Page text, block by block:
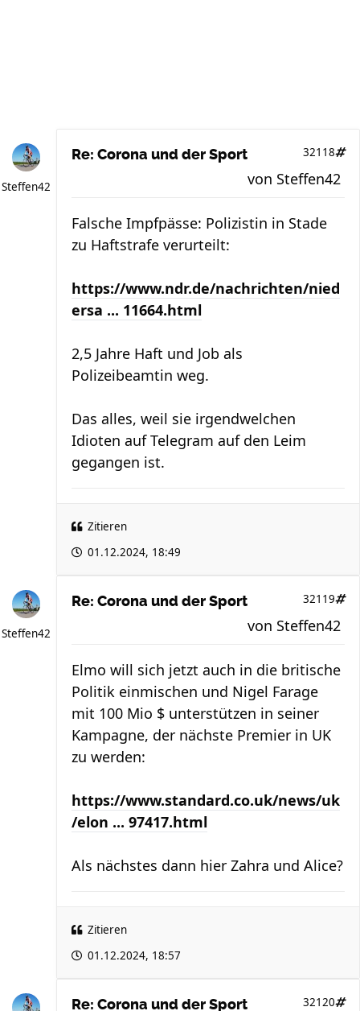
Steffen42
Re: Corona und der Sport 32118
von Steffen42
Falsche Impfpässe: Polizistin in Stade
zu Haftstrafe verurteilt:
https://www.ndr.de/nachrichten/nied
ersa ... 11664.html
2,5 Jahre Haft und Job als
Polizeibeamtin weg.
Das alles, weil sie irgendwelchen
Idioten auf Telegram auf den Leim
gegangen ist.
Zitieren
01.12.2024, 18:49
Steffen42
Re: Corona und der Sport 32119
von Steffen42
Elmo will sich jetzt auch in die britische
Politik einmischen und Nigel Farage
mit 100 Mio $ unterstützen in seiner
Kampagne, der nächste Premier in UK
zu werden:
https://www.standard.co.uk/news/uk
/elon ... 97417.html
Als nächstes dann hier Zahra und Alice?
Zitieren
01.12.2024, 18:57
Re: Corona und der Sport 32120